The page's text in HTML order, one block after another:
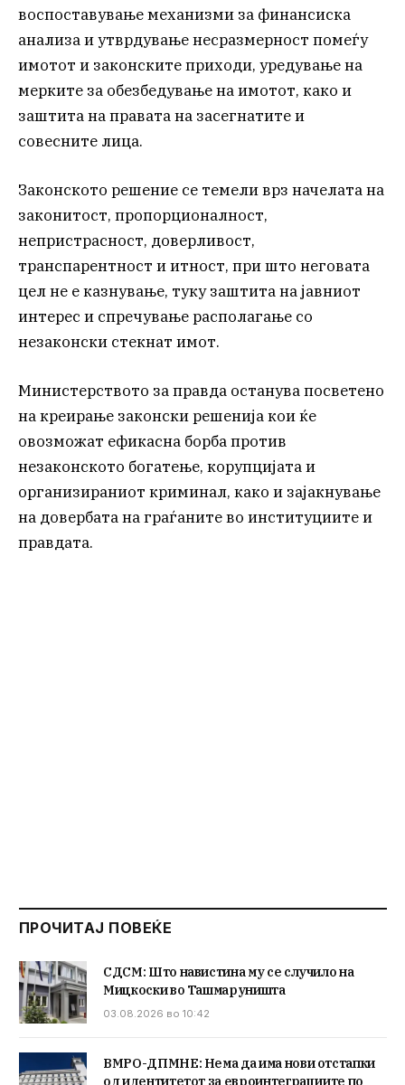
воспоставување механизми за финансиска
анализа и утврдување несразмерност помеѓу
имотот и законските приходи, уредување на
мерките за обезбедување на имотот, како и
заштита на правата на засегнатите и
совесните лица.
Законското решение се темели врз начелата на
законитост, пропорционалност,
непристрасност, доверливост,
транспарентност и итност, при што неговата
цел не е казнување, туку заштита на јавниот
интерес и спречување располагање со
незаконски стекнат имот.
Министерството за правда останува посветено
на креирање законски решенија кои ќе
овозможат ефикасна борба против
незаконското богатење, корупцијата и
организираниот криминал, како и зајакнување
на довербата на граѓаните во институциите и
правдата.
ПРОЧИТАЈ ПОВЕЌЕ
СДСМ: Што навистина му се случило на
Мицкоски во Ташмаруништа
03.08.2026 во 10:42
ВМРО-ДПМНЕ: Нема да има нови отстапки
од идентитетот за евроинтеграциите по